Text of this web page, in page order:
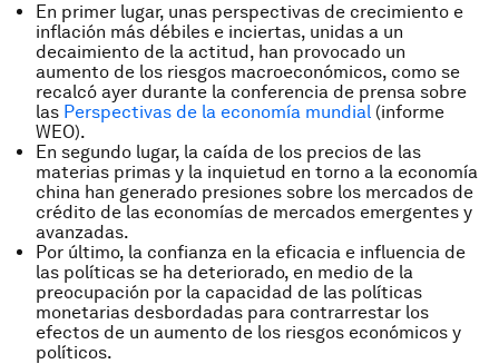
En primer lugar, unas perspectivas de crecimiento e
inflación más débiles e inciertas, unidas a un
decaimiento de la actitud, han provocado un
aumento de los riesgos macroeconómicos, como se
recalcó ayer durante la conferencia de prensa sobre
las Perspectivas de la economía mundial (informe
WEO).
En segundo lugar, la caída de los precios de las
materias primas y la inquietud en torno a la economía
china han generado presiones sobre los mercados de
crédito de las economías de mercados emergentes y
avanzadas.
Por último, la confianza en la eficacia e influencia de
las políticas se ha deteriorado, en medio de la
preocupación por la capacidad de las políticas
monetarias desbordadas para contrarrestar los
efectos de un aumento de los riesgos económicos y
políticos.